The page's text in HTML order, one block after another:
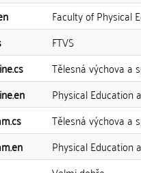
Faculty of Physical
FTVS
Tělesná výchova a
Physical Education
Tělesná výchova a
Physical Education